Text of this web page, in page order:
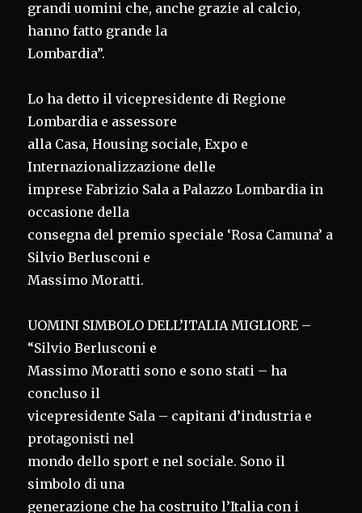
grandi uomini che, anche grazie al calcio,
hanno fatto grande la
Lombardia”.
Lo ha detto il vicepresidente di Regione
Lombardia e assessore
alla Casa, Housing sociale, Expo e
Internazionalizzazione delle
imprese Fabrizio Sala a Palazzo Lombardia in
occasione della
consegna del premio speciale ‘Rosa Camuna’ a
Silvio Berlusconi e
Massimo Moratti.
UOMINI SIMBOLO DELL’ITALIA MIGLIORE –
“Silvio Berlusconi e
Massimo Moratti sono e sono stati – ha
concluso il
vicepresidente Sala – capitani d’industria e
protagonisti nel
mondo dello sport e nel sociale. Sono il
simbolo di una
generazione che ha costruito l’Italia con i